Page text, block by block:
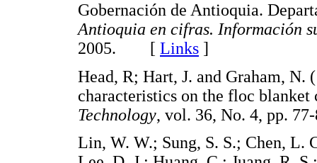
Gobernación de Antioquia.
Antioquia en cifras. Información
2005. [ Links ]
Head, R; Hart, J. and Graham,
characteristics on the floc
Technology, vol. 36, No. 4, pp.
Lin, W. W.; Sung, S. S.; Chen, L.